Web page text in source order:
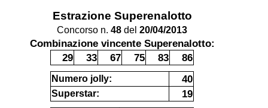
Estrazione Superenalotto
Concorso n. 48 del 20/04/2013
Combinazione vincente Superenalotto:
29
33 67 75 83 86
Numero jolly: 40
Superstar: 19